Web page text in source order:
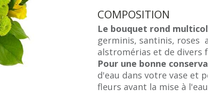
COMPOSITION
Le bouquet rond
germinis, santinis, roses
alstromérias et de divers
Pour une bonne
d'eau dans votre vase et
fleurs avant la mise à